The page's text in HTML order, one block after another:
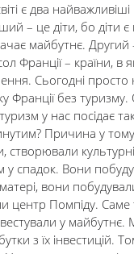
є два
– це діти, бо діти
майбутнє. Другий
Франції – країни, в
Сьогодні просто
Франції без
у нас посідає
Причина у
створювали культурні
у спадок. Вони
вони
центр Помпіду. Саме
у
з їх інвестицій.